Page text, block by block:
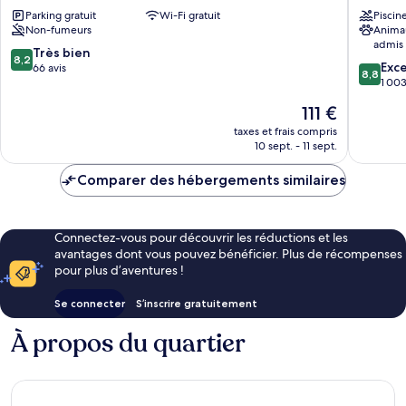
Friday
Harbor
Parking gratuit
Wi-Fi gratuit
Non-fumeurs
8.2
sur
8,2 Très bien
66 avis
Le
nouveau
prix
de
111 €
taxes et frais compris
10 sept. - 11 sept.
Spa
Friday
Harbor
admis
8.8
sur
8,8
1
Comparer des hébergements similaires
Connectez-vous pour découvrir les réductions et les
avantages dont vous pouvez bénéficier. Plus de récompenses
pour plus d’aventures !
Se connecter S’inscrire gratuitement
À propos du quartier